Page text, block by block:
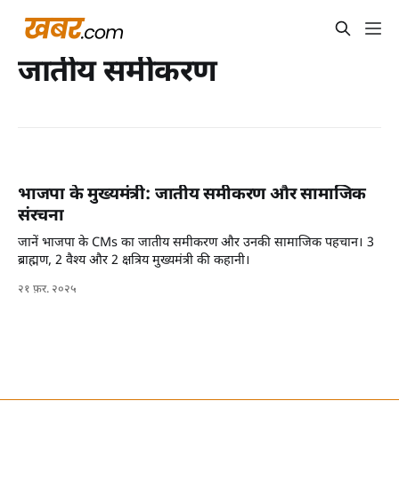
जातीय समीकरण
भाजपा के मुख्यमंत्री: जातीय समीकरण और सामाजिक
संरचना
जानें भाजपा के CMs का जातीय समीकरण और उनकी सामाजिक पहचान। 3
ब्राह्मण, 2 वैश्य और 2 क्षत्रिय मुख्यमंत्री की कहानी।
२१ फ़र. २०२५